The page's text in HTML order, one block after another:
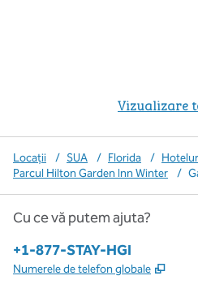
Vizualizare
Locații / SUA / Florida /
Parcul Hilton Garden Inn Winter
/
Cu ce vă putem ajuta?
Telefon:
+1-877-STAY-HGI
Numerele de telefon globale ,